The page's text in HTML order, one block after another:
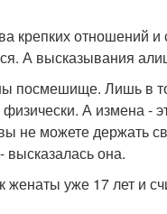
крепких отношений
А высказывания
посмешище. Лишь в
А измена
не можете держать
высказалась она.
уже 17 лет и